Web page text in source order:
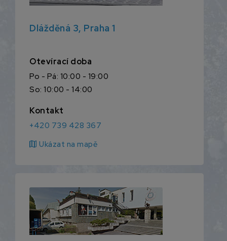
Dlážděná 3, Praha 1
Otevírací doba
Po - Pá: 10:00 - 19:00
So: 10:00 - 14:00
Kontakt
+420 739 428 367
map Ukázat na mapě